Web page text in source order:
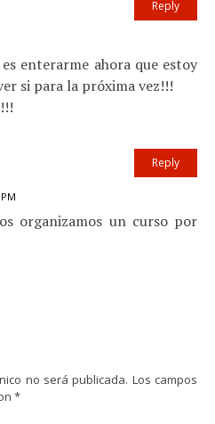
enterarme ahora que estoy
si para la próxima vez!!!
Reply
organizamos un curso por
Reply
no será publicada. Los campos
*